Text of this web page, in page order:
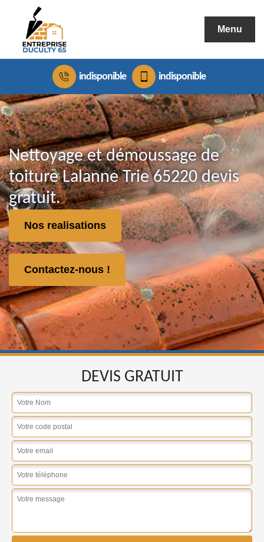
Menu
indisponible indisponible
Nettoyage et démoussage de
toiture Lalanne Trie 65220 devis
gratuit.
Nos realisations
Contactez-nous !
DEVIS GRATUIT